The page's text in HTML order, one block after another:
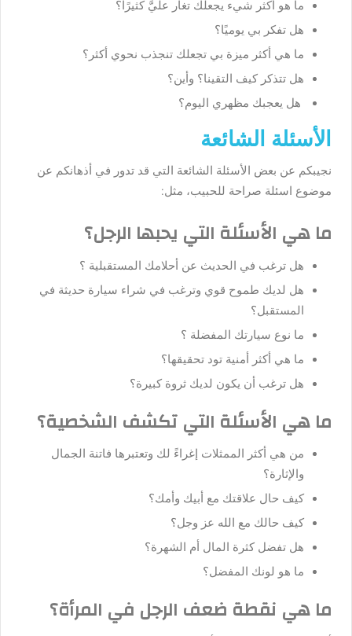
ما هو أكثر شيء يجعلك تغار عليَّ كثيرًا؟
هل تفكر بي يوميًا؟
ما هي أكثر ميزة بي تجعلك تنجذب نحوي أكثر؟
هل تتذكر كيف التقينا؟ وأين؟
هل يعجبك مظهري اليوم؟
الأسئلة الشائعة
نجيبكم عن بعض الأسئلة الشائعة التي قد تدور في أذهانكم عن
موضوع اسئلة صراحة للحبيب، مثل:
ما هي الأسئلة التي يحبها الرجل؟
هل ترغب في الحديث عن أحلامك المستقبلية ؟
هل لديك طموح قوي وترغب في شراء سيارة حديثة في
المستقبل؟
ما نوع سيارتك المفضلة ؟
ما هي أكثر أمنية تود تحقيقها؟
هل ترغب أن يكون لديك ثروة كبيرة؟
ما هي الأسئلة التي تكشف الشخصية؟
من هي أكثر الممثلات إغراءً لك وتعتبرها فاتنة الجمال
والإثارة؟
كيف حال علاقتك مع أبيك وأمك؟
كيف حالك مع الله عز وجل؟
هل تفضل كثرة المال أم الشهرة؟
ما هو لونك المفضل؟
ما هي نقطة ضعف الرجل في المرأة؟